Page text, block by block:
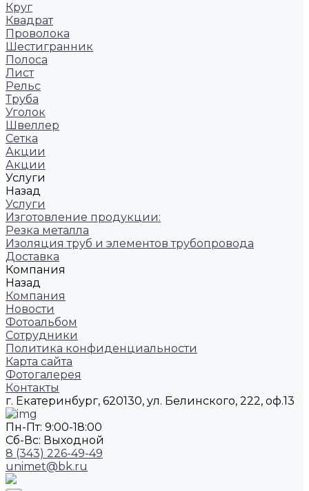
Круг
Квадрат
Проволока
Шестигранник
Полоса
Лист
Рельс
Труба
Уголок
Швеллер
Сетка
Акции
Акции
Услуги
Назад
Услуги
Изготовление продукции:
Резка металла
Изоляция труб и элементов трубопровода
Доставка
Компания
Назад
Компания
Новости
Фотоальбом
Сотрудники
Политика конфиденциальности
Карта сайта
Фотогалерея
Контакты
г. Екатеринбург, 620130, ул. Белинского, 222, оф.13
Пн-Пт: 9:00-18:00
Cб-Вс: Выходной
8 (343) 226-49-49
unimet@bk.ru